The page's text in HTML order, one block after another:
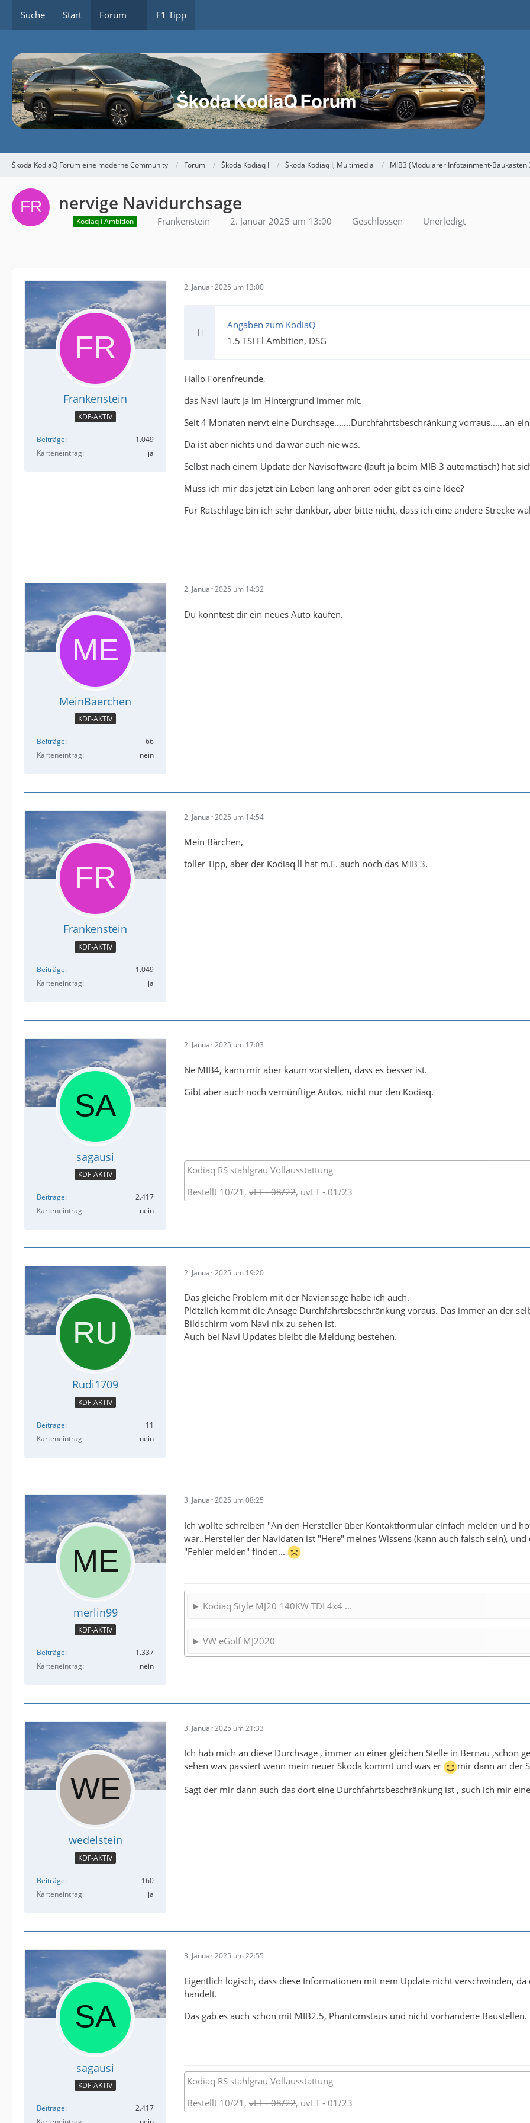
Suche Start Forum F1 Tipp
Škoda KodiaQ Forum eine moderne Community Forum Škoda Kodiaq I Škoda Kodiaq I, Multimedia MIB3 (Modularer Infotainment-Baukasten
nervige Navidurchsage
Kodiaq I Ambition Frankenstein 2. Januar 2025 um 13:00 Geschlossen Unerledigt
Frankenstein
KDF-AKTIV
Beiträge
1.049
Karteneintrag
ja
2. Januar 2025 um 13:00
Angaben zum KodiaQ
1.5 TSI Fl Ambition, DSG
Hallo Forenfreunde,
das Navi läuft ja im Hintergrund immer mit.
Seit 4 Monaten nervt eine Durchsage.......Durchfahrtsbeschränkung vorraus......an
Da ist aber nichts und da war auch nie was.
Selbst nach einem Update der Navisoftware (läuft ja beim MIB 3 automatisch) hat
Muss ich mir das jetzt ein Leben lang anhören oder gibt es eine Idee?
Für Ratschläge bin ich sehr dankbar, aber bitte nicht, dass ich eine andere Strecke
MeinBaerchen
KDF-AKTIV
Beiträge
66
Karteneintrag
nein
2. Januar 2025 um 14:32
Du könntest dir ein neues Auto kaufen.
Frankenstein
KDF-AKTIV
Beiträge
1.049
Karteneintrag
ja
2. Januar 2025 um 14:54
Mein Bärchen,
toller Tipp, aber der Kodiaq ll hat m.E. auch noch das MIB 3.
sagausi
KDF-AKTIV
Beiträge
2.417
Karteneintrag
nein
2. Januar 2025 um 17:03
Ne MIB4, kann mir aber kaum vorstellen, dass es besser ist.
Gibt aber auch noch vernünftige Autos, nicht nur den Kodiaq.
Kodiaq RS stahlgrau Vollausstattung
Bestellt 10/21, vLT - 08/22, uvLT - 01/23
Rudi1709
KDF-AKTIV
Beiträge
11
Karteneintrag
nein
2. Januar 2025 um 19:20
Das gleiche Problem mit der Naviansage habe ich auch.
Plötzlich kommt die Ansage Durchfahrtsbeschränkung voraus. Das immer an der
Bildschirm vom Navi nix zu sehen ist.
Auch bei Navi Updates bleibt die Meldung bestehen.
merlin99
KDF-AKTIV
Beiträge
1.337
Karteneintrag
nein
3. Januar 2025 um 08:25
Ich wollte schreiben "An den Hersteller über Kontaktformular einfach melden und
war..Hersteller der Navidaten ist "Here" meines Wissens (kann auch falsch sein),
"Fehler melden" finden...
Kodiaq Style MJ20 140KW TDI 4x4 ...
VW eGolf MJ2020
wedelstein
KDF-AKTIV
Beiträge
160
Karteneintrag
ja
3. Januar 2025 um 21:33
Ich hab mich an diese Durchsage , immer an einer gleichen Stelle in Bernau ,schon
sehen was passiert wenn mein neuer Skoda kommt und was er
mir dann an der
Sagt der mir dann auch das dort eine Durchfahrtsbeschränkung ist , such ich mir
sagausi
KDF-AKTIV
Beiträge
2.417
3. Januar 2025 um 22:55
Eigentlich logisch, dass diese Informationen mit nem Update nicht verschwinden,
handelt.
Das gab es auch schon mit MIB2.5, Phantomstaus und nicht vorhandene Baustellen.
Kodiaq RS stahlgrau Vollausstattung
Bestellt 10/21, vLT - 08/22, uvLT - 01/23